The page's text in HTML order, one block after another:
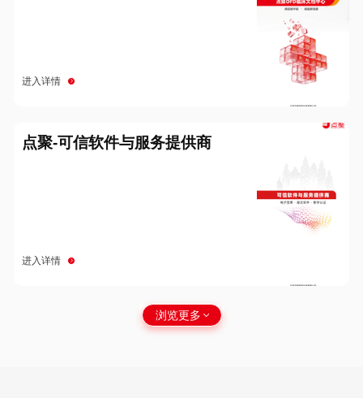
进入详情
点聚-可信软件与服务提供商
进入详情
浏览更多